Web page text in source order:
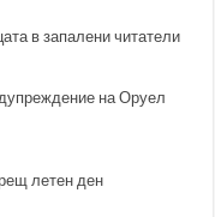
в запалени читатели
на Оруел
летен ден